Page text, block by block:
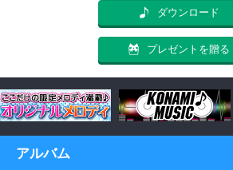
ダウンロード
プレゼントを贈る
アルバム